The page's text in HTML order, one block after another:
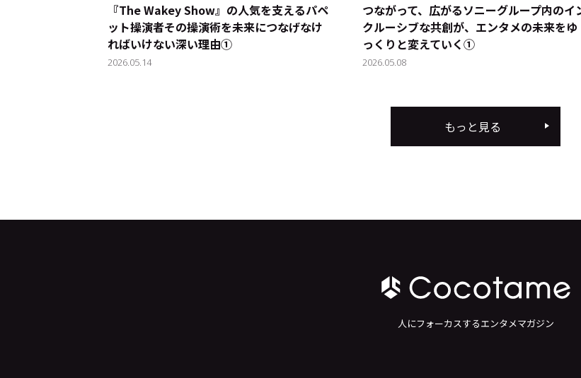
『The Wakey Show』の人気を支えるパペ
ット操演者――その操演術を未来につなげなけ
ればいけない深い理由①
2026.05.14
つながって、広がる――ソニーグループ内のイ
クルーシブな共創が、エンタメの未来をゆ
っくりと変えていく①
2026.05.08
もっと見る
人にフォーカスするエンタメマガジン